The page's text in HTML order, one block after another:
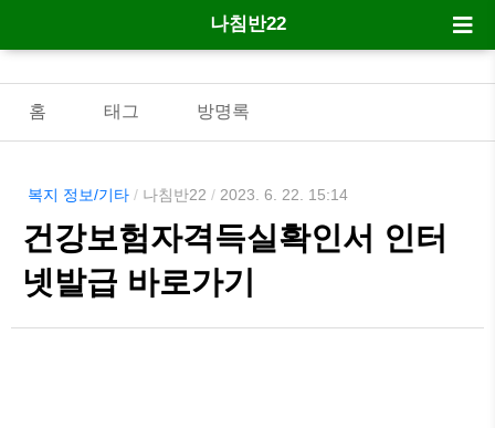
나침반22
홈 태그 방명록
복지 정보/기타 / 나침반22 / 2023. 6. 22. 15:14
건강보험자격득실확인서 인터
넷발급 바로가기